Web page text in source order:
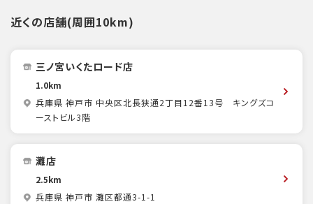
近くの店舗(周囲10km)
三ノ宮いくたロード店
1.0km
兵庫県 神戸市 中央区北長狭通2丁目12番13号 キングズコ
ーストビル3階
灘店
2.5km
兵庫県 神戸市 灘区都通3-1-1